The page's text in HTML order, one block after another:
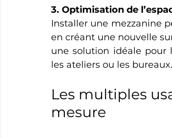
3. Optimisation de
Installer une mezzanine
en créant une nouvelle
une solution idéale pour
les ateliers ou les bureaux.
Les multiples
mesure